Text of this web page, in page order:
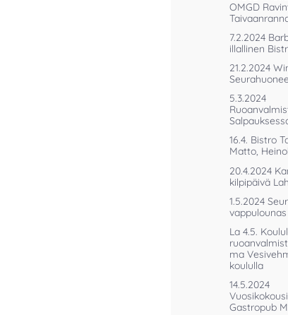
OMGD
7.2.2024
illallinen
21.2.2024
5.3.2024
16.4. Bistro
Matto,
20.4.2024
kilpipäivä
1.5.2024
vappulounas
La 4.5.
ma
koululla
14.5.2024
Gastropub